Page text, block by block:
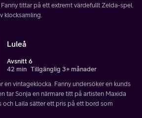
tittar på ett extremt värdefullt Zelda-spel.
klocksamling.
Luleå
Avsnitt 6
42 min Tillgänglig 3+ månader
en vintageklocka. Fanny undersöker en kunds
tar Sonja en närmare titt på artisten Maxida
och Laila sätter ett pris på ett bord som